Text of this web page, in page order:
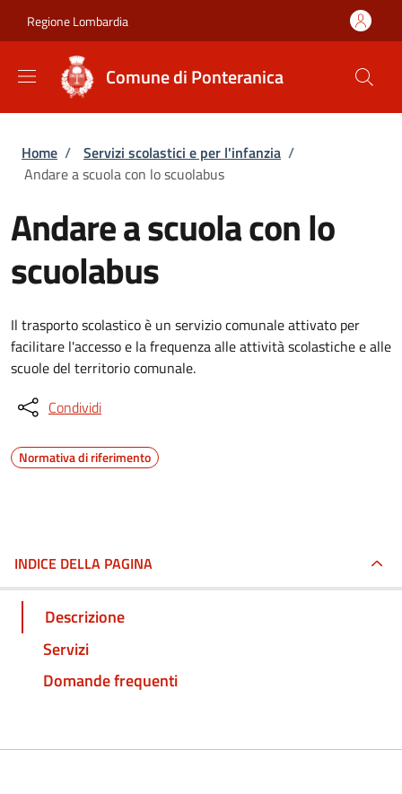
Regione Lombardia
Comune di Ponteranica
Briciole di pane
Home / Servizi scolastici e per l'infanzia /
Andare a scuola con lo scuolabus
Andare a scuola con lo
scuolabus
Il trasporto scolastico è un servizio comunale attivato per
facilitare l'accesso e la frequenza alle attività scolastiche e alle
scuole del territorio comunale.
Condividi
Normativa di riferimento
INDICE DELLA PAGINA
Descrizione
Servizi
Domande frequenti